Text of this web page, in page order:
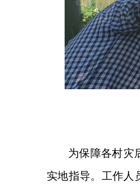
为保障各村灾
实地指导。工作人